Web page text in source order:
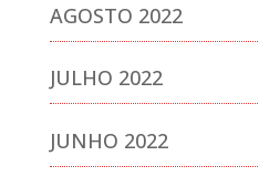
AGOSTO 2022
JULHO 2022
JUNHO 2022